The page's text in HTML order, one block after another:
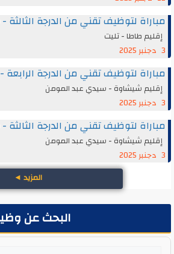
لتوظيف تقني من الدرجة الثالثة - سلم 9
طاطا - تليت
لتوظيف تقني من الدرجة الرابعة - سلم 8
شيشاوة - سيدي عبد المومن
لتوظيف تقني من الدرجة الثالثة - سلم 9
شيشاوة - سيدي عبد المومن
◄
البحث عن وظيفة